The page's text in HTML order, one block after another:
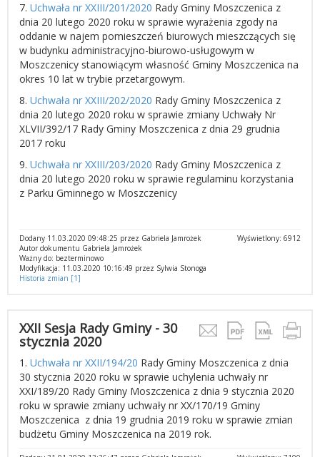
7. Uchwała nr XXIII/201/2020 Rady Gminy Moszczenica z
dnia 20 lutego 2020 roku w sprawie wyrażenia zgody na
oddanie w najem pomieszczeń biurowych mieszczących się
w budynku administracyjno-biurowo-usługowym w
Moszczenicy stanowiącym własność Gminy Moszczenica na
okres 10 lat w trybie przetargowym.
8. Uchwała nr XXIII/202/2020 Rady Gminy Moszczenica z
dnia 20 lutego 2020 roku w sprawie zmiany Uchwały Nr
XLVII/392/17 Rady Gminy Moszczenica z dnia 29 grudnia
2017 roku
9. Uchwała nr XXIII/203/2020 Rady Gminy Moszczenica z
dnia 20 lutego 2020 roku w sprawie regulaminu korzystania
z Parku Gminnego w Moszczenicy
Wyświetlony: 6912
Dodany 11.03.2020 09:48:25 przez Gabriela Jamrożek
Autor dokumentu Gabriela Jamrożek
Ważny do: bezterminowo
Modyfikacja: 11.03.2020 10:16:49 przez Sylwia Stonoga
Historia zmian [1]
XXII Sesja Rady Gminy - 30
stycznia 2020
1. Uchwała nr XXII/194/20 Rady Gminy Moszczenica z dnia
30 stycznia 2020 roku w sprawie uchylenia uchwały nr
XXI/189/20 Rady Gminy Moszczenica z dnia 9 stycznia 2020
roku w sprawie zmiany uchwały nr XX/170/19 Gminy
Moszczenica z dnia 19 grudnia 2019 roku w sprawie zmian
budżetu Gminy Moszczenica na 2019 rok.